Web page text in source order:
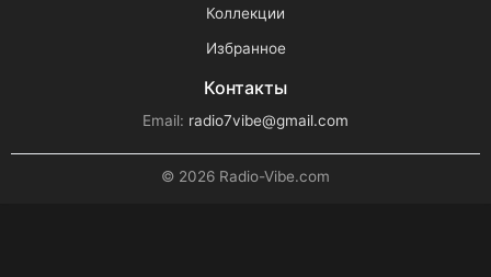
Коллекции
Избранное
Контакты
Email: radio7vibe@gmail.com
© 2026 Radio-Vibe.com